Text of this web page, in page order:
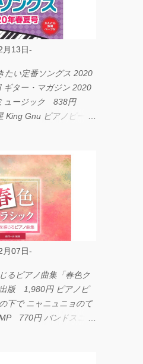
月13日-
たい定番ソングス 2020
ター・マガジン 2020
ュージック 838円
King Gnu ピアノピース
dism バンドピース フェ
月07日-
るピアノ曲集「春色ク
版 1,980円 ピアノピ
下で ニャニュニョのて
770円 バンドスコア